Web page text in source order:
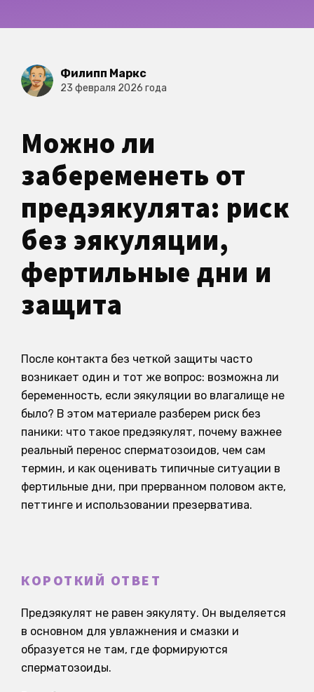
Филипп Маркс
23 февраля 2026 года
Можно ли
забеременеть от
предэякулята: риск
без эякуляции,
фертильные дни и
защита
После контакта без четкой защиты часто
возникает один и тот же вопрос: возможна ли
беременность, если эякуляции во влагалище не
было? В этом материале разберем риск без
паники: что такое предэякулят, почему важнее
реальный перенос сперматозоидов, чем сам
термин, и как оценивать типичные ситуации в
фертильные дни, при прерванном половом акте,
петтинге и использовании презерватива.
КОРОТКИЙ ОТВЕТ
Предэякулят не равен эякуляту. Он выделяется
в основном для увлажнения и смазки и
образуется не там, где формируются
сперматозоиды.